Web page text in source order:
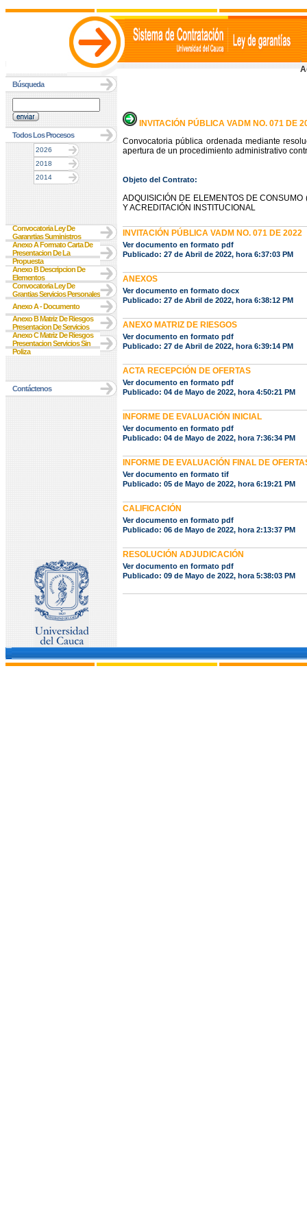
Búsqueda
Todos Los Procesos
2026
2018
2014
Convocatoria Ley De
Garanrtias Suministros
Anexo A Formato Carta De
Presentacion De La
Propuesta
Anexo B Descripcion De
Elementos
Convocatoria Ley De
Grantias Servicios Personales
Anexo A - Documento
Anexo B Matriz De Riesgos
Presentacion De Servicios
Anexo C Matriz De Riesgos
Presentacion Servicios Sin
Poliza
Contáctenos
INVITACIÓN PÚBLICA VADM NO. 071 DE
Convocatoria pública ordenada mediante
apertura de un procedimiento administrativo
Objeto del Contrato:
ADQUISICIÓN DE ELEMENTOS DE
Y ACREDITACIÓN INSTITUCIONAL
INVITACIÓN PÚBLICA VADM NO. 071 DE 2022
Ver documento en formato pdf
Publicado: 27 de Abril de 2022, hora 6:37:03 PM
ANEXOS
Ver documento en formato docx
Publicado: 27 de Abril de 2022, hora 6:38:12 PM
ANEXO MATRIZ DE RIESGOS
Ver documento en formato pdf
Publicado: 27 de Abril de 2022, hora 6:39:14 PM
ACTA RECEPCIÓN DE OFERTAS
Ver documento en formato pdf
Publicado: 04 de Mayo de 2022, hora 4:50:21 PM
INFORME DE EVALUACIÓN INICIAL
Ver documento en formato pdf
Publicado: 04 de Mayo de 2022, hora 7:36:34 PM
INFORME DE EVALUACIÓN FINAL DE
Ver documento en formato tif
Publicado: 05 de Mayo de 2022, hora 6:19:21 PM
CALIFICACIÓN
Ver documento en formato pdf
Publicado: 06 de Mayo de 2022, hora 2:13:37 PM
RESOLUCIÓN ADJUDICACIÓN
Ver documento en formato pdf
Publicado: 09 de Mayo de 2022, hora 5:38:03 PM